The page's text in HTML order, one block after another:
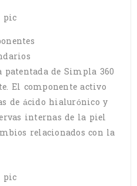
de Simpla 360
El componente activo
de ácido hialurónico y
internas de la piel
relacionados con la